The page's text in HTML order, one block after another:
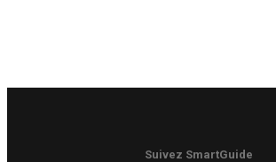
Suivez SmartGuide